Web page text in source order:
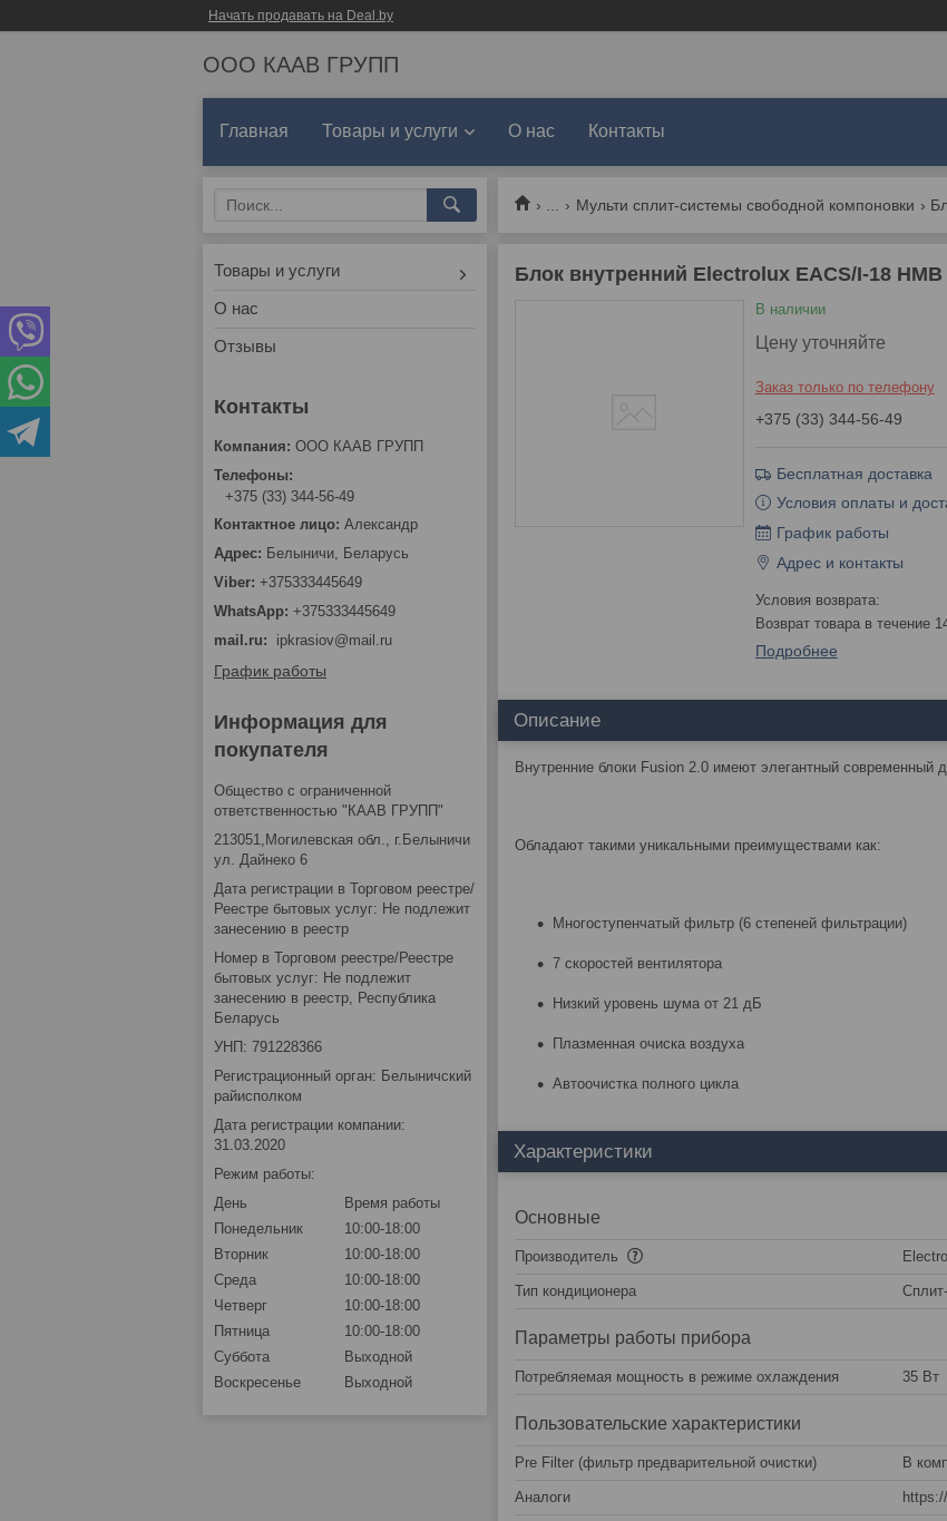
Начать продавать на Deal.by
ООО КААВ ГРУПП
Главная Товары и услуги О нас Контакты
Мульти сплит-системы свободной компоновки
Блок внутренний Electrolux EACS/I-18
В наличии
Цену уточняйте
Заказ только по телефону
+375 (33) 344-56-49
Бесплатная доставка
Условия оплаты и
График работы
Адрес и контакты
возврат товара в течение
Подробнее
Описание
Внутренние блоки Fusion 2.0 имеют элегантный современный
Обладают такими уникальными преимуществами как:
Многоступенчатый фильтр (6 степеней фильтрации)
7 скоростей вентилятора
Низкий уровень шума от 21 дБ
Плазменная очиска воздуха
Автоочистка полного цикла
Характеристики
Основные
Производитель
Тип кондиционера
Параметры работы прибора
Потребляемая мощность в режиме охлаждения 35 Вт
Пользовательские характеристики
Pre Filter (фильтр предварительной очистки) В
Аналоги
Товары и услуги
О нас
Отзывы
ООО КААВ ГРУПП
+375 (33) 344-56-49
Александр
Белыничи, Беларусь
+375333445649
+375333445649
mail.ru
ipkrasiov@mail.ru
График работы
Информация для
покупателя
Общество с ограниченной
ответственностью "КААВ ГРУПП"
213051,Могилевская обл., г.Белыничи
ул. Дайнеко 6
Дата регистрации в Торговом реестре/
Реестре бытовых услуг: Не подлежит
занесению в реестр
Номер в Торговом реестре/Реестре
бытовых услуг: Не подлежит
занесению в реестр, Республика
Беларусь
УНП: 791228366
Регистрационный орган: Белыничский
райисполком
Дата регистрации компании:
31.03.2020
Режим работы:
День
Время работы
Понедельник
10:00-18:00
Вторник
10:00-18:00
Среда
10:00-18:00
Четверг
10:00-18:00
Пятница
10:00-18:00
Суббота
Выходной
Воскресенье
Выходной